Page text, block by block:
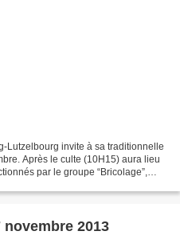
Lutzelbourg invite à sa traditionnelle
Après le culte (10H15) aura lieu
par le groupe “Bricolage”,
2013